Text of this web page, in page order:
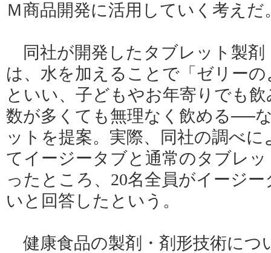
Ｍ商品開発に活用していく考えだ
同社が開発したタブレット製剤
は、水を加えることで「ゼリー
といい、子どもやお年寄りでも
数が多くても無理なく飲める──
ットを提案。実際、同社の調べ
てイージータブと通常のタブレ
ったところ、20名全員がイージ
いと回答したという。
健康食品の製剤・剤形技術につ